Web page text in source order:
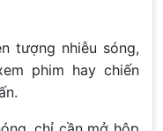
tượng nhiễu sóng,
phim hay chiến